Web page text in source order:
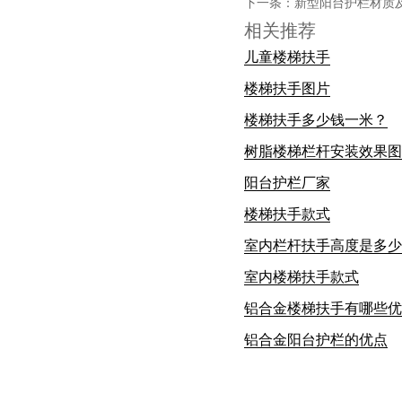
下一条： 新型阳台护栏材质
相关推荐
儿童楼梯扶手
楼梯扶手图片
楼梯扶手多少钱一米？
树脂楼梯栏杆安装效果
阳台护栏厂家
楼梯扶手款式
室内栏杆扶手高度是多少
室内楼梯扶手款式
铝合金楼梯扶手有哪些
铝合金阳台护栏的优点